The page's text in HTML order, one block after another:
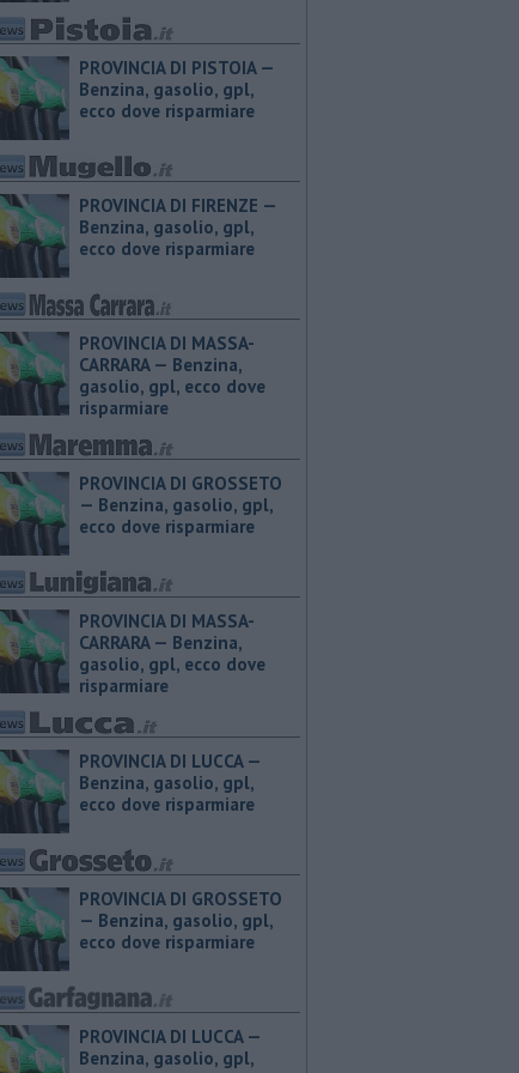
PROVINCIA DI PISTOIA — ​
Benzina, gasolio, gpl,
ecco dove risparmiare
PROVINCIA DI FIRENZE — ​
Benzina, gasolio, gpl,
ecco dove risparmiare
PROVINCIA DI MASSA-
CARRARA — ​Benzina,
gasolio, gpl, ecco dove
risparmiare
PROVINCIA DI GROSSETO
— ​Benzina, gasolio, gpl,
ecco dove risparmiare
PROVINCIA DI MASSA-
CARRARA — ​Benzina,
gasolio, gpl, ecco dove
risparmiare
PROVINCIA DI LUCCA — ​
Benzina, gasolio, gpl,
ecco dove risparmiare
PROVINCIA DI GROSSETO
— ​Benzina, gasolio, gpl,
ecco dove risparmiare
PROVINCIA DI LUCCA — ​
Benzina, gasolio, gpl,